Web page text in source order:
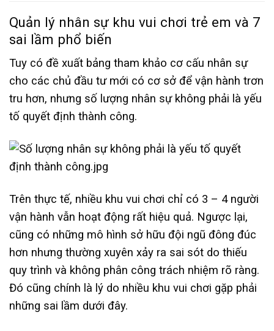
Quản lý nhân sự khu vui chơi trẻ em và 7
sai lầm phổ biến
Tuy có đề xuất bảng tham khảo cơ cấu nhân sự
cho các chủ đầu tư mới có cơ sở để vận hành trơn
tru hơn, nhưng số lượng nhân sự không phải là yếu
tố quyết định thành công.
Trên thực tế, nhiều khu vui chơi chỉ có 3 – 4 người
vận hành vẫn hoạt động rất hiệu quả. Ngược lại,
cũng có những mô hình sở hữu đội ngũ đông đúc
hơn nhưng thường xuyên xảy ra sai sót do thiếu
quy trình và không phân công trách nhiệm rõ ràng.
Đó cũng chính là lý do nhiều khu vui chơi gặp phải
những sai lầm dưới đây.